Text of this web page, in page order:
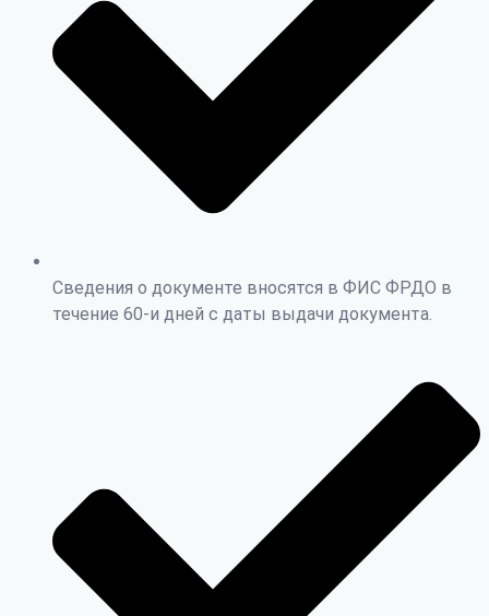
Сведения о документе вносятся в ФИС ФРДО в
течение 60-и дней с даты выдачи документа.